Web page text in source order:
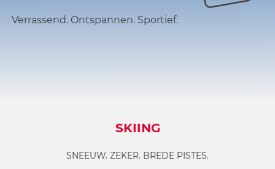
Verrassend. Ontspannen. Sportief.
SKIING
SNEEUW. ZEKER. BREDE PISTES.